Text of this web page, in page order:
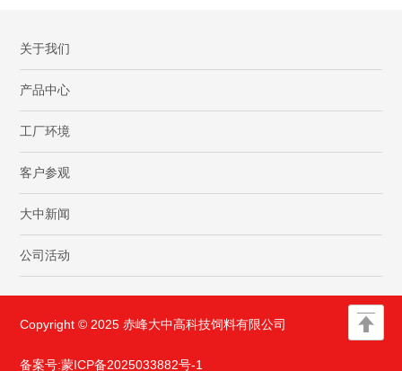
关于我们
产品中心
工厂环境
客户参观
大中新闻
公司活动
Copyright © 2025 赤峰大中高科技饲料有限公司
备案号:蒙ICP备2025033882号-1